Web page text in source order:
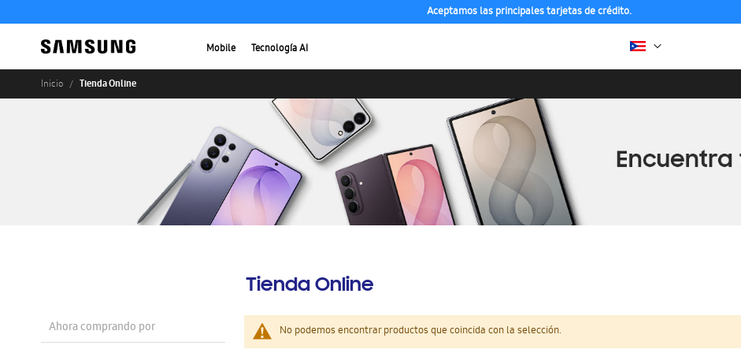
Aceptamos las principales tarjetas de crédito.
Mobile Tecnología AI
Inicio Tienda Online
Tienda Online
No podemos encontrar productos que coincida con la selección.
Ahora comprando por